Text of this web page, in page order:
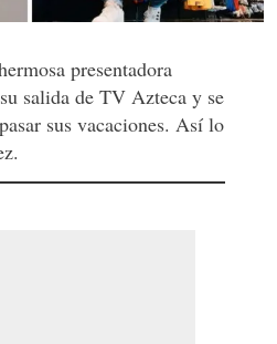
presentadora
salida de TV Azteca y se
sus vacaciones. Así lo